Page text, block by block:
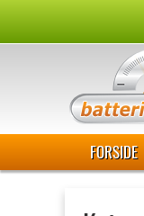
FORSIDE